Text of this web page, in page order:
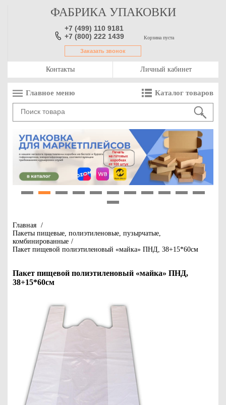
ФАБРИКА УПАКОВКИ
+7 (499) 110 9181
+7 (800) 222 1439
Заказать звонок
Корзина пуста
Контакты Личный кабинет
Главное меню Каталог товаров
Главная /
Пакеты пищевые, полиэтиленовые, пузырчатые,
комбинированные /
Пакет пищевой полиэтиленовый «майка» ПНД, 38+15*60см
Пакет пищевой полиэтиленовый «майка» ПНД,
38+15*60см